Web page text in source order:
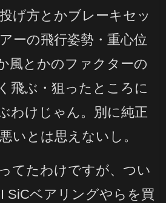
げ方とかブレーキセッ
ーの飛行姿勢・重心位
風とかのファクターの
飛ぶ・狙ったところに
わけじゃん。別に純正
いとは思えないし。
てたわけですが、つい
SiCベアリングやらを買